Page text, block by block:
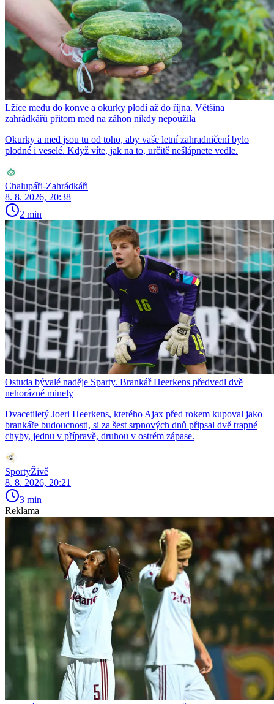
Lžíce medu do konve a okurky plodí až do října. Většina
zahrádkářů přitom med na záhon nikdy nepoužila
Okurky a med jsou tu od toho, aby vaše letní zahradničení bylo
plodné i veselé. Když víte, jak na to, určitě nešlápnete vedle.
Chalupáři-Zahrádkáři
8. 8. 2026, 20:38
2 min
Ostuda bývalé naděje Sparty. Brankář Heerkens předvedl dvě
nehorázné minely
Dvacetiletý Joeri Heerkens, kterého Ajax před rokem kupoval jako
brankáře budoucnosti, si za šest srpnových dnů připsal dvě trapné
chyby, jednu v přípravě, druhou v ostrém zápase.
SportyŽivě
8. 8. 2026, 20:21
3 min
Reklama